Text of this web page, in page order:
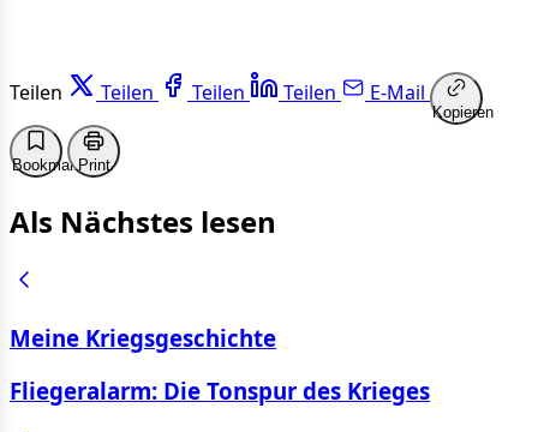
Teilen Teilen Teilen Teilen E-Mail
Kopieren
BookmarkPrint
Als Nächstes lesen
Meine Kriegsgeschichte
Fliegeralarm: Die Tonspur des Krieges